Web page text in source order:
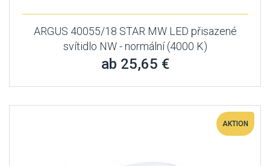
ARGUS 40055/18 STAR MW LED přisazené
svítidlo NW - normální (4000 K)
ab 25,65 €
AKTION